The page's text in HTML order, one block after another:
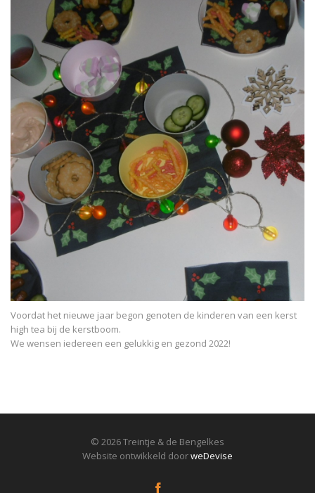
Voordat het nieuwe jaar begon genoten de kinderen van een kerst
high tea bij de kerstboom.
We wensen iedereen een gelukkig en gezond 2022!
© 2026 Treintje & de Bengelkes
Website ontwikkeld doorweDevise